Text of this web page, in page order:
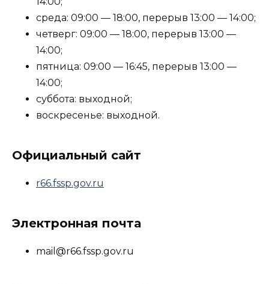
среда: 09:00 — 18:00, перерыв 13:00 — 14:00;
четверг: 09:00 — 18:00, перерыв 13:00 —
14:00;
пятница: 09:00 — 16:45, перерыв 13:00 —
14:00;
суббота: выходной;
воскресенье: выходной.
Официальный сайт
r66.fssp.gov.ru
Электронная почта
mail@r66.fssp.gov.ru